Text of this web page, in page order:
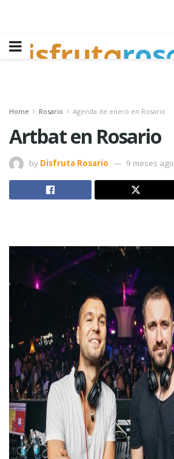
Home Rosario Agenda de enero en Rosario
Artbat en Rosario
by Disfruta Rosario 9 meses ago